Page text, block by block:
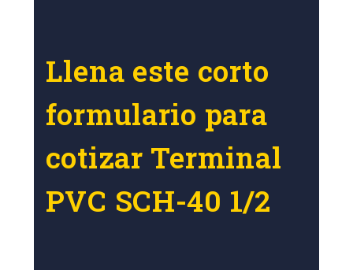
Llena este corto
formulario para
cotizar Terminal
PVC SCH-40 1/2